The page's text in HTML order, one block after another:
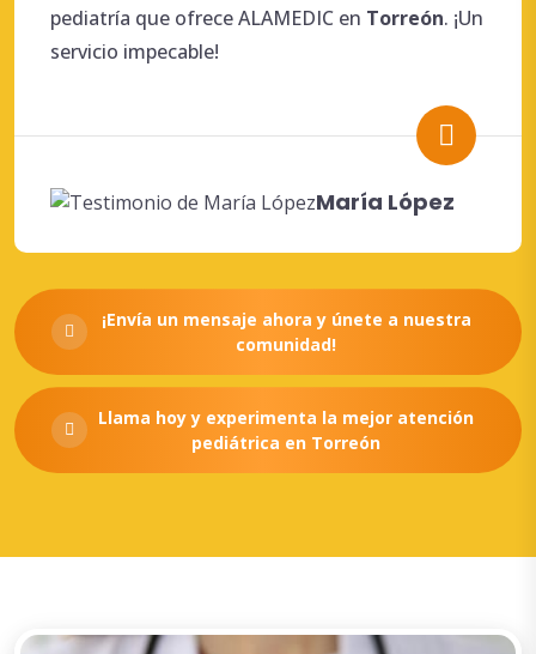
pediatría que ofrece ALAMEDIC en Torreón. ¡Un
servicio impecable!
María López
¡Envía un mensaje ahora y únete a nuestra
comunidad!
Llama hoy y experimenta la mejor atención
pediátrica en Torreón